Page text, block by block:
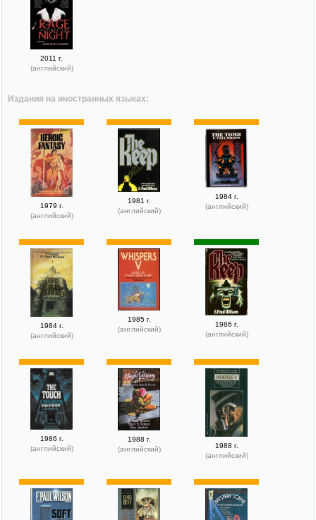
2011 г.
(английский)
Издания на иностранных языках:
1979 г.
(английский)
1981 г.
(английский)
1984 г.
(английский)
1984 г.
(английский)
1985 г.
(английский)
1986 г.
(английский)
1986 г.
(английский)
1988 г.
(английский)
1988 г.
(английский)